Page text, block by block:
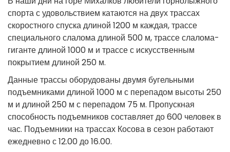
спорта с удовольствием катаются на двух трассах
скоростного спуска длиной 1200 м каждая, трассе
специального слалома длиной 500 м, трассе слалома-
гиганте длиной 1000 м и трассе с искусственным
покрытием длиной 250 м.
Данные трассы оборудованы двумя бугельными
подъемниками длиной 1000 м с перепадом высоты 250
м и длиной 250 м с перепадом 75 м. Пропускная
способность подъемников составляет до 600 человек в
час. Подъемники на трассах Косова в сезон работают
ежедневно с 12.00 до 16.00.